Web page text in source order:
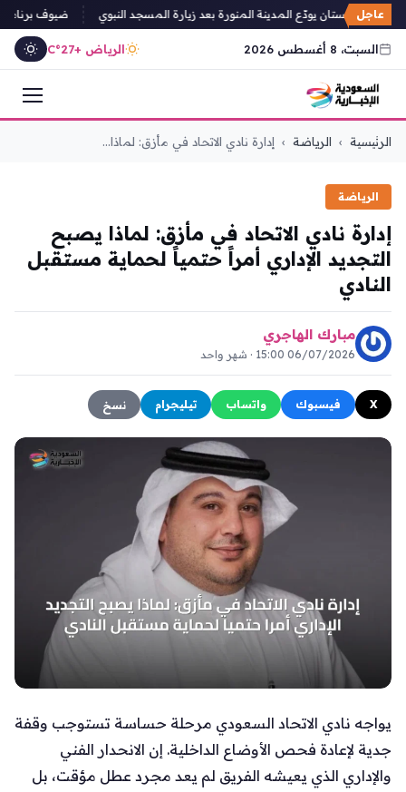
عاجل
باكستان يودّع المدينة المنورة بعد زيارة المسجد النبوي ضيوف برنامج
السبت، 8 أغسطس 2026 الرياض +27°C
التجاوز
الرئيسية › الرياضة › إدارة نادي الاتحاد في مأزق: لماذا...
الرياضة
إدارة نادي الاتحاد في مأزق: لماذا يصبح
التجديد الإداري أمراً حتمياً لحماية مستقبل
النادي
مبارك الهاجري
06/07/2026 15:00 · شهر واحد
X فيسبوك واتساب تيليجرام نسخ
يواجه نادي الاتحاد السعودي مرحلة حساسة تستوجب وقفة
جدية لإعادة فحص الأوضاع الداخلية. إن الانحدار الفني
والإداري الذي يعيشه الفريق لم يعد مجرد عطل مؤقت، بل